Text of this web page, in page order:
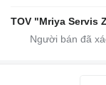
TOV "Mriya Servis